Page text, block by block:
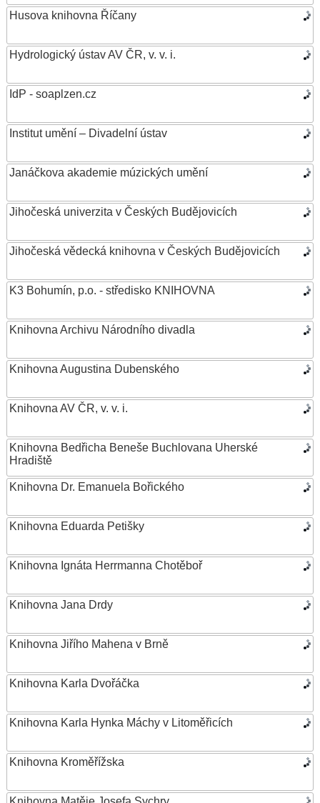
Husova knihovna Říčany
Hydrologický ústav AV ČR, v. v. i.
IdP - soaplzen.cz
Institut umění – Divadelní ústav
Janáčkova akademie múzických umění
Jihočeská univerzita v Českých Budějovicích
Jihočeská vědecká knihovna v Českých Budějovicích
K3 Bohumín, p.o. - středisko KNIHOVNA
Knihovna Archivu Národního divadla
Knihovna Augustina Dubenského
Knihovna AV ČR, v. v. i.
Knihovna Bedřicha Beneše Buchlovana Uherské
Hradiště
Knihovna Dr. Emanuela Bořického
Knihovna Eduarda Petišky
Knihovna Ignáta Herrmanna Chotěboř
Knihovna Jana Drdy
Knihovna Jiřího Mahena v Brně
Knihovna Karla Dvořáčka
Knihovna Karla Hynka Máchy v Litoměřicích
Knihovna Kroměřížska